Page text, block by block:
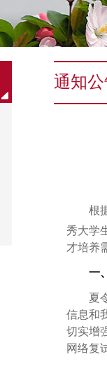
通知
根
秀大学
才培养
一
夏
信息和
切实增
网络复